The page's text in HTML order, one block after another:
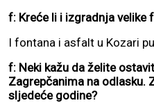
f: Kreće li i izgradnja velike
I fontana i asfalt u Kozari
f: Neki kažu da želite
Zagrepčanima na odlasku.
sljedeće godine?